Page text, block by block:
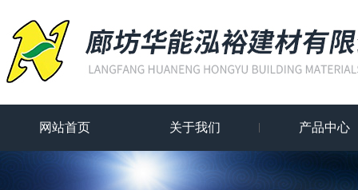
网站首页 关于我们 产品中心